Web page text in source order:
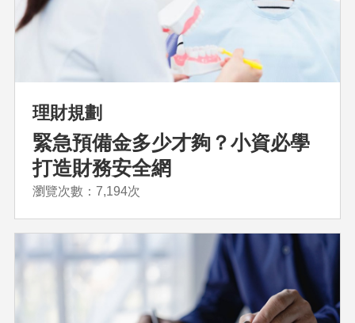
理財規劃
緊急預備金多少才夠？小資必學
打造財務安全網
瀏覽次數：7,194次